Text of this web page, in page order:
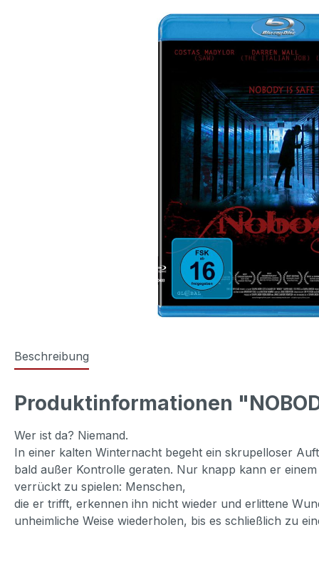
Beschreibung
Produktinformationen
Wer ist da? Niemand.
In einer kalten Winternacht begeht ein skrupelloser
bald außer Kontrolle geraten. Nur knapp kann er
verrückt zu spielen: Menschen,
die er trifft, erkennen ihn nicht wieder und erlittene
unheimliche Weise wiederholen, bis es schließlich zu